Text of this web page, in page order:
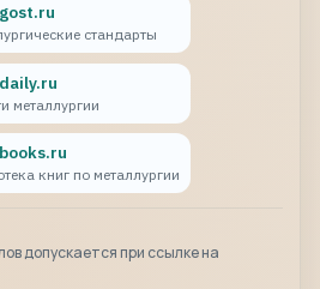
стандарты
металлургии
книг по металлургии
допускается при ссылке на